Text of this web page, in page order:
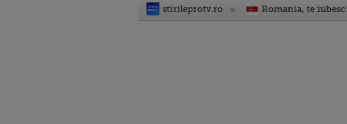
stirileprotv.ro Romania, te iubesc